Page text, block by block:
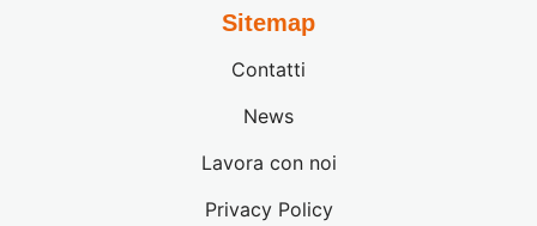
Sitemap
Contatti
News
Lavora con noi
Privacy Policy